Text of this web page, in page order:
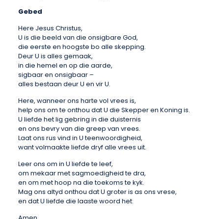
Gebed
Here Jesus Christus,
U is die beeld van die onsigbare God,
die eerste en hoogste bo alle skepping.
Deur U is alles gemaak,
in die hemel en op die aarde,
sigbaar en onsigbaar –
alles bestaan deur U en vir U.
Here, wanneer ons harte vol vrees is,
help ons om te onthou dat U die Skepper en Koning is.
U liefde het lig gebring in die duisternis
en ons bevry van die greep van vrees.
Laat ons rus vind in U teenwoordigheid,
want volmaakte liefde dryf alle vrees uit.
Leer ons om in U liefde te leef,
om mekaar met sagmoedigheid te dra,
en om met hoop na die toekoms te kyk.
Mag ons altyd onthou dat U groter is as ons vrese,
en dat U liefde die laaste woord het.